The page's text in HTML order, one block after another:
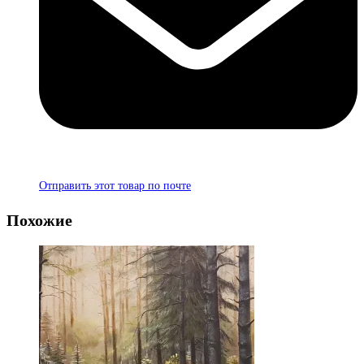
Отправить этот товар по почте
Похожие